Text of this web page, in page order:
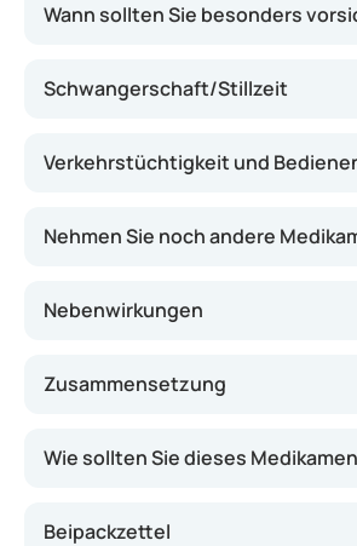
Wann sollten Sie besonders
Schwangerschaft/Stillzeit
Verkehrstüchtigkeit und
Nehmen Sie noch andere
Nebenwirkungen
Zusammensetzung
Wie sollten Sie dieses
Beipackzettel